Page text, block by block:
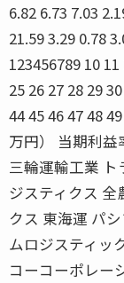
6.82 6.73 7.03
21.59 3.29 0.78
123456789 10
25 26 27 28 29
44 45 46 47 48
万円） 当期利益
三輪運輸工業
ジスティクス 全
クス 東海運 パ
ムロジスティッ
コーコーポレー